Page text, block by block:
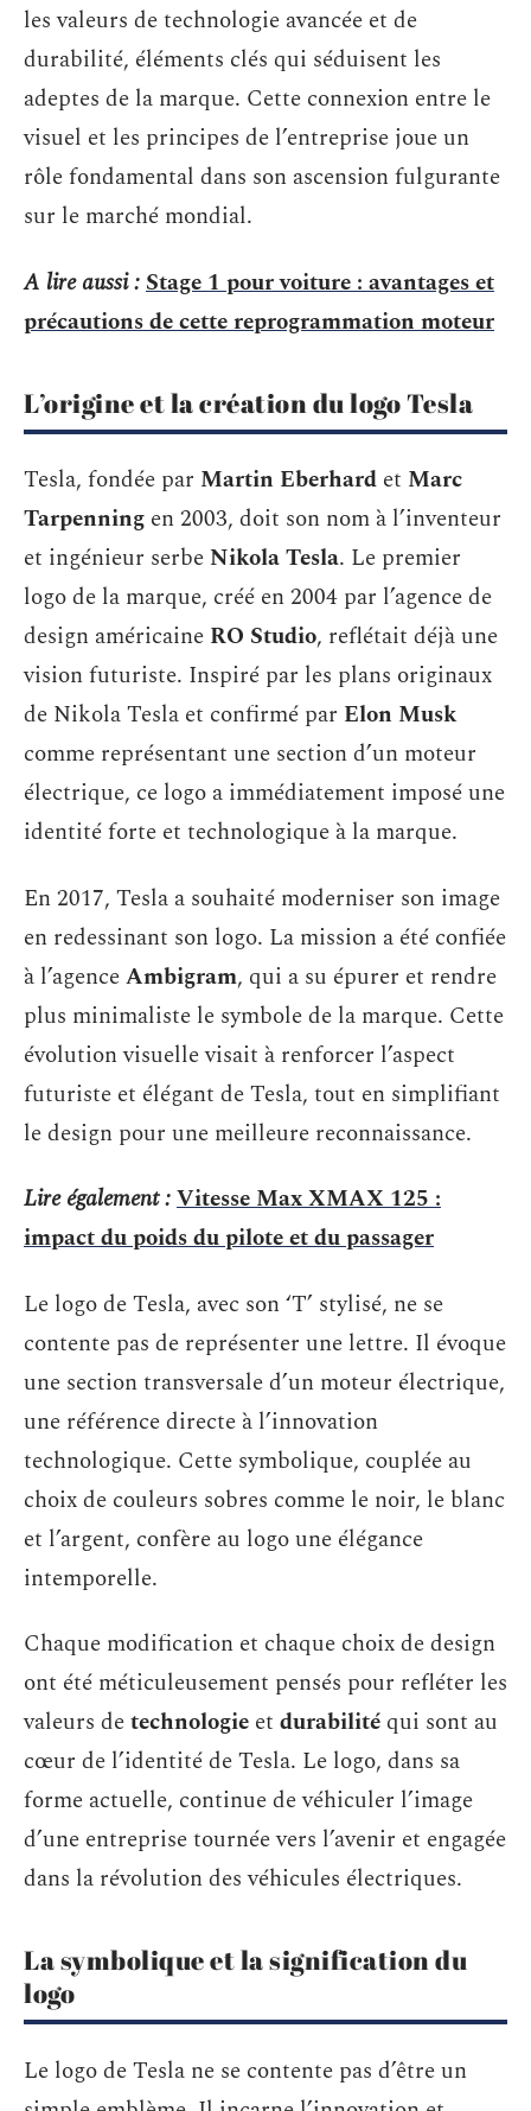
les valeurs de technologie avancée et de
durabilité, éléments clés qui séduisent les
adeptes de la marque. Cette connexion entre le
visuel et les principes de l’entreprise joue un
rôle fondamental dans son ascension fulgurante
sur le marché mondial.
A lire aussi :Stage 1 pour voiture : avantages et
précautions de cette reprogrammation moteur
L’origine et la création du logo Tesla
Tesla, fondée par Martin Eberhard et Marc
Tarpenning en 2003, doit son nom à l’inventeur
et ingénieur serbeNikola Tesla. Le premier
logo de la marque, créé en 2004 par l’agence de
design américaine RO Studio, reflétait déjà une
vision futuriste. Inspiré par les plans originaux
de Nikola Tesla et confirmé par Elon Musk
comme représentant une section d’un moteur
électrique, ce logo a immédiatement imposé une
identité forte et technologique à la marque.
En 2017, Tesla a souhaité moderniser son image
en redessinant son logo. La mission a été confiée
à l’agenceAmbigram, qui a su épurer et rendre
plus minimaliste le symbole de la marque. Cette
évolution visuelle visait à renforcer l’aspect
futuriste et élégant de Tesla, tout en simplifiant
le design pour une meilleure reconnaissance.
Lire également :Vitesse Max XMAX 125 :
impact du poids du pilote et du passager
Le logo de Tesla, avec son ‘T’ stylisé, ne se
contente pas de représenter une lettre. Il évoque
une section transversale d’un moteur électrique,
une référence directe à l’innovation
technologique. Cette symbolique, couplée au
choix de couleurs sobres comme le noir, le blanc
et l’argent, confère au logo une élégance
intemporelle.
Chaque modification et chaque choix de design
ont été méticuleusement pensés pour refléter les
valeurs detechnologie et durabilité qui sont au
cœur de l’identité de Tesla. Le logo, dans sa
forme actuelle, continue de véhiculer l’image
d’une entreprise tournée vers l’avenir et engagée
dans la révolution des véhicules électriques.
La symbolique et la signification du
logo
Le logo de Tesla ne se contente pas d’être un